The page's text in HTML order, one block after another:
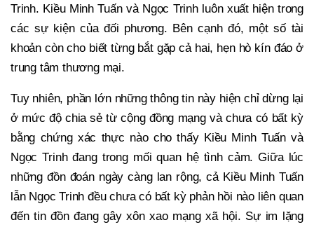
Trinh. Kiều Minh Tuấn và Ngọc Trinh luôn xuất hiện trong
các sự kiện của đối phương. Bên cạnh đó, một số tài
khoản còn cho biết từng bắt gặp cả hai, hẹn hò kín đáo ở
trung tâm thương mại.
Tuy nhiên, phần lớn những thông tin này hiện chỉ dừng lại
ở mức độ chia sẻ từ cộng đồng mạng và chưa có bất kỳ
bằng chứng xác thực nào cho thấy Kiều Minh Tuấn và
Ngọc Trinh đang trong mối quan hệ tình cảm. Giữa lúc
những đồn đoán ngày càng lan rộng, cả Kiều Minh Tuấn
lẫn Ngọc Trinh đều chưa có bất kỳ phản hồi nào liên quan
đến tin đồn đang gây xôn xao mạng xã hội. Sự im lặng